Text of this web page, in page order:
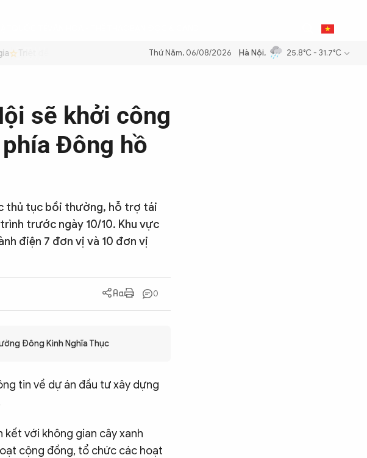
Triệt để tiết kiệm xăng dầu để đảm bảo an ninh năng lượng quốc gia Thực hiện Nghị
Thứ Năm, 06/08/2026 Hà Nội, 25.8°C - 31.7°C
sẽ khởi công
Đông hồ
thủ tục bồi thường, hỗ trợ tái
trước ngày 10/10. Khu vực
điện 7 đơn vị và 10 đơn vị
0
Đông Kinh Nghĩa Thục
tin về dự án đầu tư xây dựng
với không gian cây xanh
cộng đồng, tổ chức các hoạt